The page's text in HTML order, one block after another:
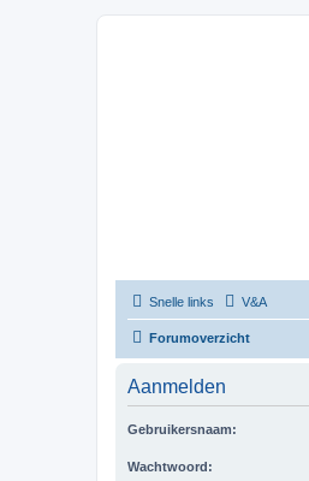
Snelle links V&A
Forumoverzicht
Aanmelden
Gebruikersnaam:
Wachtwoord: